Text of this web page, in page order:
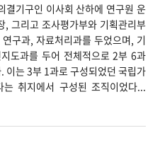
기구인 이사회 산하에 연구원 운
, 그리고 조사평가부와 기획관리부
구과, 자료처리과를 두었으며, 기
도과를 두어 전체적으로 2부 6과
이는 3부 1과로 구성되었던 국립가
취지에서 구성된 조직이었다...